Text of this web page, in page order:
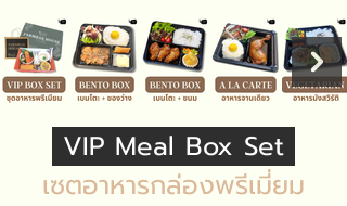
VIP Meal Box Set
เซตอาหารกล่องพรีเมี่ยม